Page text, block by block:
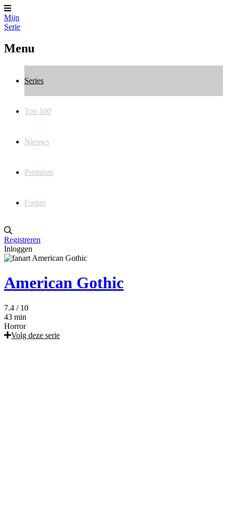
Mijn
Serie
Menu
Series
Top 100
Nieuws
Premium
Forum
Registreren
Inloggen
American Gothic
7.4 / 10
43 min
Horror
Volg deze serie